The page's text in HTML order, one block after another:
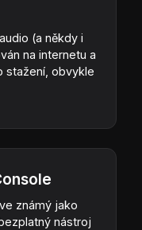
(a někdy i
na internetu a
stažení, obvykle
známý jako
nástroj